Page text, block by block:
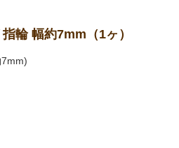
輪 幅約7mm（1ヶ）